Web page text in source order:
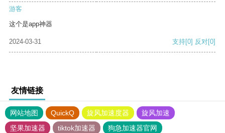
游客
这个是app神器
2024-03-31 支持[0] 反对[0]
友情链接
网站地图 QuickQ 旋风加速度器
旋风加速
坚果加速器
tiktok加速器
狗急加速器官网